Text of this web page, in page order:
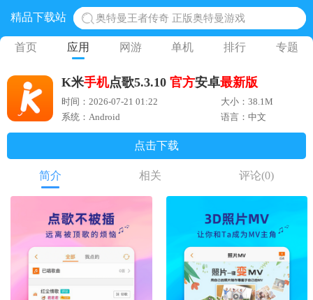
精品下载站
地铁跑酷体验服国际服 地铁跑酷体验服版本
网易光遇手游正版 点亮星空共庆周年
蛋仔派对下载 蛋仔派对体验服
首页 应用 网游 单机 排行 专题
K米手机点歌5.3.10 官方安卓最新版
时间：2026-07-21 01:22
大小：38.1M
系统：Android
语言：中文
点击下载
简介 相关 评论(0)